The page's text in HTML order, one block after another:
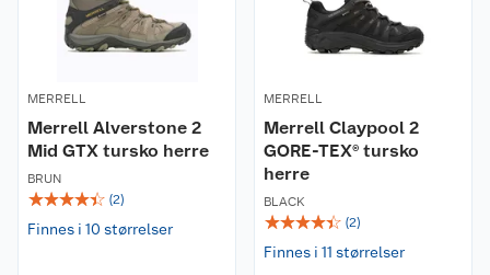
MERRELL
Merrell Alverstone 2
Mid GTX tursko herre
BRUN
☆☆☆☆☆ (2)
Finnes i 10 størrelser
MERRELL
Merrell Claypool 2
GORE-TEX® tursko
herre
BLACK
☆☆☆☆☆ (2)
Finnes i 11 størrelser